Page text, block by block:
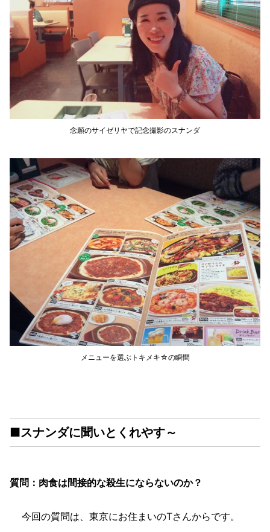
念願のサイゼリヤで記念撮影のスナンダ
メニューを選ぶトキメキ☆の瞬間
■スナンダに聞いとくれやす～
質問：肉食は間接的な殺生にならないのか？
今回の質問は、東京にお住まいのTさんからです。